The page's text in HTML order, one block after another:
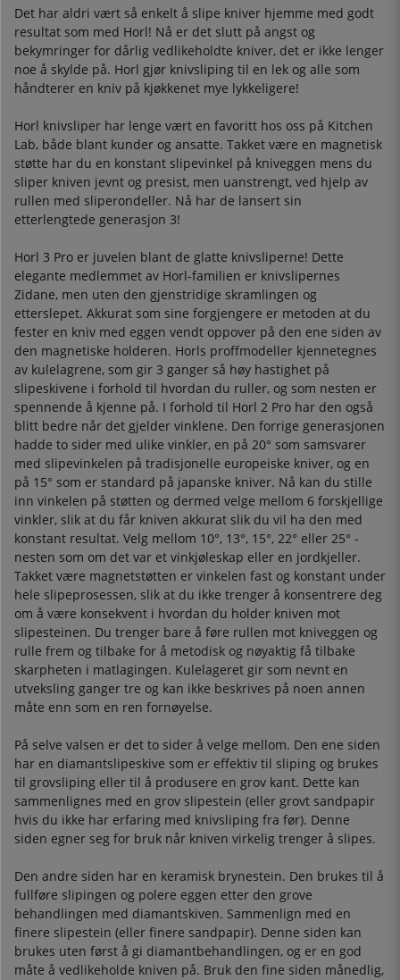
Det har aldri vært så enkelt å slipe kniver hjemme med godt
resultat som med Horl! Nå er det slutt på angst og
bekymringer for dårlig vedlikeholdte kniver, det er ikke lenger
noe å skylde på. Horl gjør knivsliping til en lek og alle som
håndterer en kniv på kjøkkenet mye lykkeligere!
Horl knivsliper har lenge vært en favoritt hos oss på Kitchen
Lab, både blant kunder og ansatte. Takket være en magnetisk
støtte har du en konstant slipevinkel på kniveggen mens du
sliper kniven jevnt og presist, men uanstrengt, ved hjelp av
rullen med sliperondeller. Nå har de lansert sin
etterlengtede generasjon 3!
Horl 3 Pro er juvelen blant de glatte knivsliperne! Dette
elegante medlemmet av Horl-familien er knivslipernes
Zidane, men uten den gjenstridige skramlingen og
etterslepet. Akkurat som sine forgjengere er metoden at du
fester en kniv med eggen vendt oppover på den ene siden av
den magnetiske holderen. Horls proffmodeller kjennetegnes
av kulelagrene, som gir 3 ganger så høy hastighet på
slipeskivene i forhold til hvordan du ruller, og som nesten er
spennende å kjenne på. I forhold til Horl 2 Pro har den også
blitt bedre når det gjelder vinklene. Den forrige generasjonen
hadde to sider med ulike vinkler, en på 20° som samsvarer
med slipevinkelen på tradisjonelle europeiske kniver, og en
på 15° som er standard på japanske kniver. Nå kan du stille
inn vinkelen på støtten og dermed velge mellom 6 forskjellige
vinkler, slik at du får kniven akkurat slik du vil ha den med
konstant resultat. Velg mellom 10°, 13°, 15°, 22° eller 25° -
nesten som om det var et vinkjøleskap eller en jordkjeller.
Takket være magnetstøtten er vinkelen fast og konstant under
hele slipeprosessen, slik at du ikke trenger å konsentrere deg
om å være konsekvent i hvordan du holder kniven mot
slipesteinen. Du trenger bare å føre rullen mot kniveggen og
rulle frem og tilbake for å metodisk og nøyaktig få tilbake
skarpheten i matlagingen. Kulelageret gir som nevnt en
utveksling ganger tre og kan ikke beskrives på noen annen
måte enn som en ren fornøyelse.
På selve valsen er det to sider å velge mellom. Den ene siden
har en diamantslipeskive som er effektiv til sliping og brukes
til grovsliping eller til å produsere en grov kant. Dette kan
sammenlignes med en grov slipestein (eller grovt sandpapir
hvis du ikke har erfaring med knivsliping fra før). Denne
siden egner seg for bruk når kniven virkelig trenger å slipes.
Den andre siden har en keramisk brynestein. Den brukes til å
fullføre slipingen og polere eggen etter den grove
behandlingen med diamantskiven. Sammenlign med en
finere slipestein (eller finere sandpapir). Denne siden kan
brukes uten først å gi diamantbehandlingen, og er en god
måte å vedlikeholde kniven på. Bruk den fine siden månedlig,